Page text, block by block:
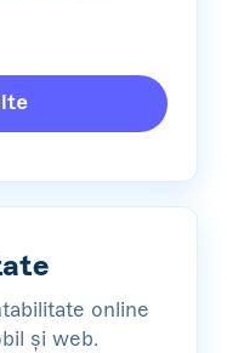
online
și web.